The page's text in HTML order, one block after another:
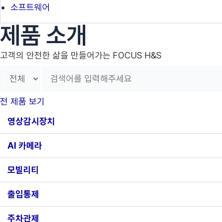
소프트웨어
제품 소개
고객의 안전한 삶을 만들어가는 FOCUS H&S
전 제품 보기
영상감시장치
AI 카메라
모빌리티
출입통제
주차관제